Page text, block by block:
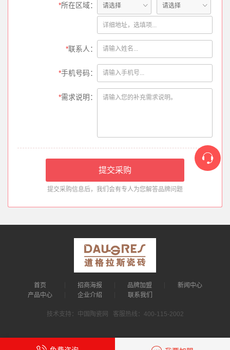
*所在区域：
*联系人：
*手机号码：
*需求说明：
提交采购信息后，我们会有专人为您解答品牌问题
首页 招商海报 品牌加盟
新闻中心
产品中心
企业介绍 联系我们
技术支持：中国陶瓷网 客服热线：400-115-2002